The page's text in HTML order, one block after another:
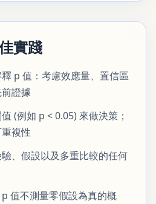
實踐
p 值：考慮效應量、置信區
證據
(例如 p < 0.05) 來做決策；
複性
、假設以及多重比較的任何
值不測量零假設為真的概